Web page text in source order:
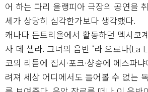
어 하는 파리 올랭피아 극장의 공연을
세가 상당히 심각한가보다 생각했다.
캐나다 몬트리올에서 활동하던 멕시코
사 데 셀라. 그녀의 음반 ‘라 요로나(La
코의 리듬에 집시·포크·샹송에 에스파
려져 세상 어디에서도 들어볼 수 없는